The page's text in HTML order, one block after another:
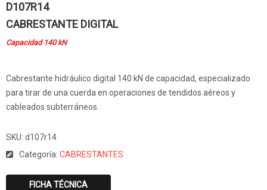
D107R14
CABRESTANTE DIGITAL
Capacidad 140 kN
Cabrestante hidráulico digital 140 kN de capacidad, especializado
para tirar de una cuerda en operaciones de tendidos aéreos y
cableados subterráneos.
SKU: d107r14
Categoría: CABRESTANTES
FICHA TÉCNICA